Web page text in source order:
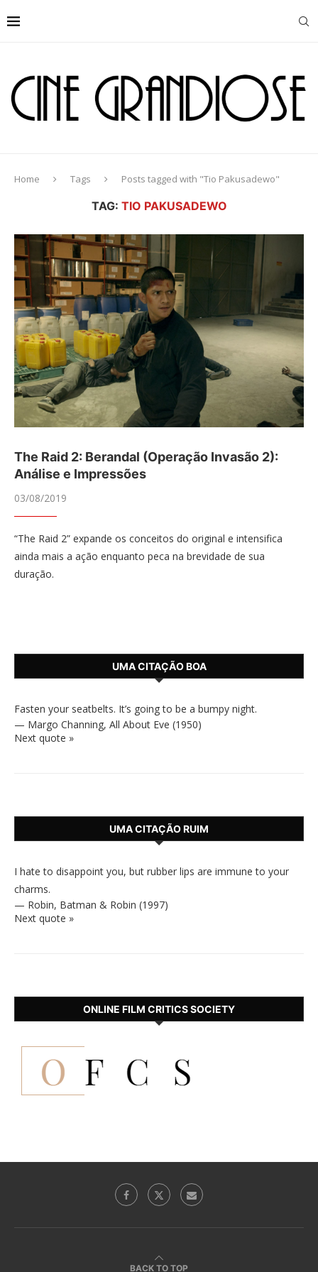
Home Tags Posts tagged with "Tio Pakusadewo"
TAG: TIO PAKUSADEWO
The Raid 2: Berandal (Operação Invasão 2):
Análise e Impressões
03/08/2019
“The Raid 2” expande os conceitos do original e intensifica
ainda mais a ação enquanto peca na brevidade de sua
duração.
UMA CITAÇÃO BOA
Fasten your seatbelts. It’s going to be a bumpy night.
— Margo Channing, All About Eve (1950)
Next quote »
UMA CITAÇÃO RUIM
I hate to disappoint you, but rubber lips are immune to your
charms.
— Robin, Batman & Robin (1997)
Next quote »
ONLINE FILM CRITICS SOCIETY
BACK TO TOP